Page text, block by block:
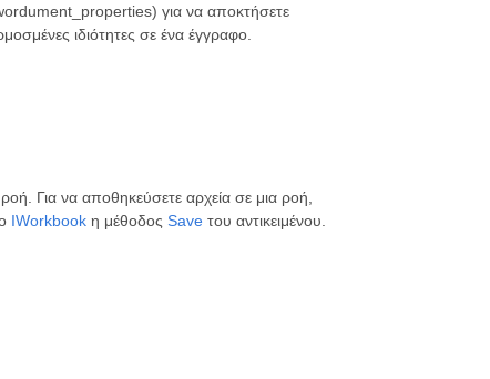
για να αποκτήσετε
ιδιότητες σε ένα έγγραφο.
Για να αποθηκεύσετε αρχεία σε μια ροή,
IWorkbook η μέθοδος Save του αντικειμένου.